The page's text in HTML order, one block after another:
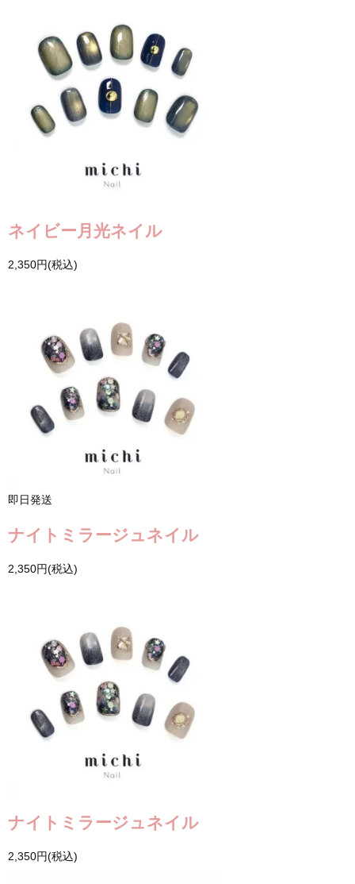
ネイビー月光ネイル
2,350円(税込)
即日発送
ナイトミラージュネイル
2,350円(税込)
ナイトミラージュネイル
2,350円(税込)